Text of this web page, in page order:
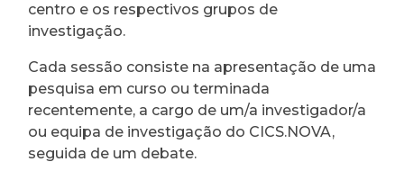
centro e os respectivos grupos de
investigação.
Cada sessão consiste na apresentação de uma
pesquisa em curso ou terminada
recentemente, a cargo de um/a investigador/a
ou equipa de investigação do CICS.NOVA,
seguida de um debate.